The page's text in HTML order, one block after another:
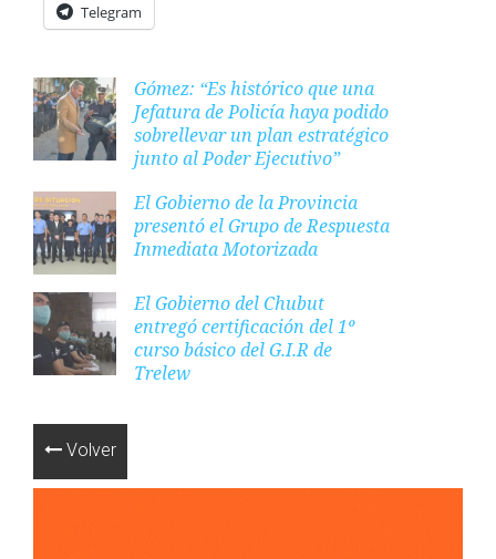
Telegram
Gómez: “Es histórico que una
Jefatura de Policía haya podido
sobrellevar un plan estratégico
junto al Poder Ejecutivo”
El Gobierno de la Provincia
presentó el Grupo de Respuesta
Inmediata Motorizada
El Gobierno del Chubut
entregó certificación del 1º
curso básico del G.I.R de
Trelew
Volver